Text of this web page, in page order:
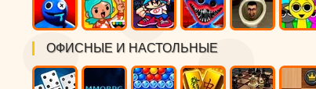
ОФИСНЫЕ И НАСТОЛЬНЫЕ